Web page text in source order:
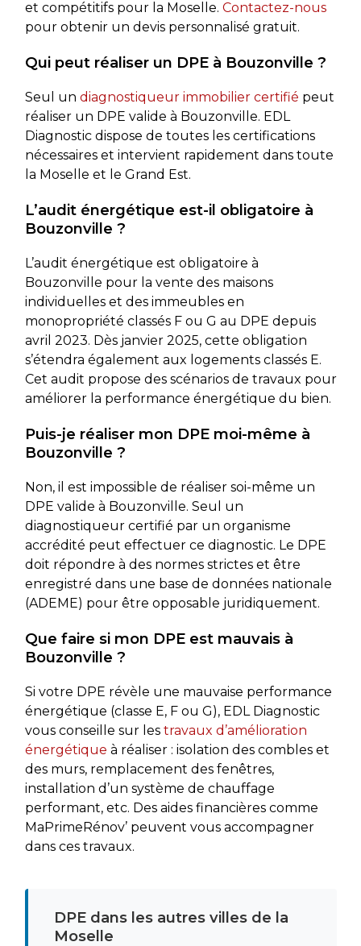
et compétitifs pour la Moselle. Contactez-nous
pour obtenir un devis personnalisé gratuit.
Qui peut réaliser un DPE à Bouzonville ?
Seul un diagnostiqueur immobilier certifié peut
réaliser un DPE valide à Bouzonville. EDL
Diagnostic dispose de toutes les certifications
nécessaires et intervient rapidement dans toute
la Moselle et le Grand Est.
L’audit énergétique est-il obligatoire à
Bouzonville ?
L’audit énergétique est obligatoire à
Bouzonville pour la vente des maisons
individuelles et des immeubles en
monopropriété classés F ou G au DPE depuis
avril 2023. Dès janvier 2025, cette obligation
s’étendra également aux logements classés E.
Cet audit propose des scénarios de travaux pour
améliorer la performance énergétique du bien.
Puis-je réaliser mon DPE moi-même à
Bouzonville ?
Non, il est impossible de réaliser soi-même un
DPE valide à Bouzonville. Seul un
diagnostiqueur certifié par un organisme
accrédité peut effectuer ce diagnostic. Le DPE
doit répondre à des normes strictes et être
enregistré dans une base de données nationale
(ADEME) pour être opposable juridiquement.
Que faire si mon DPE est mauvais à
Bouzonville ?
Si votre DPE révèle une mauvaise performance
énergétique (classe E, F ou G), EDL Diagnostic
vous conseille sur les travaux d’amélioration
énergétique à réaliser : isolation des combles et
des murs, remplacement des fenêtres,
installation d’un système de chauffage
performant, etc. Des aides financières comme
MaPrimeRénov’ peuvent vous accompagner
dans ces travaux.
DPE dans les autres villes de la
Moselle